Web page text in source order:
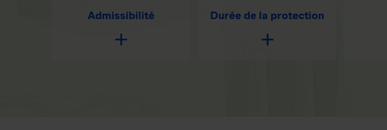
Admissibilité Durée de la protection